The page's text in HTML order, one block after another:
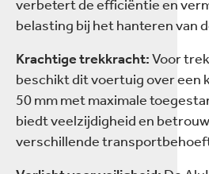
verbetert de efficiëntie en
belasting bij het hanteren van
Krachtige trekkracht:Voor
beschikt dit voertuig over een
50 mm met maximale
biedt veelzijdigheid en
verschillende